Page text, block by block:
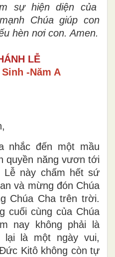
sựhiện diện của
ạnh Chúa giúp con
u hèn nơi con. Amen.
LỄ
-Năm A
nhắc đến một mầu
quyền năng vươn tới
Lễ này chấm hết sứ
và mừng đón Chúa
Chúa Cha trên trời.
cuối cùng của Chúa
nay không phải là
lại là một ngày vui,
Kitô không còn tự